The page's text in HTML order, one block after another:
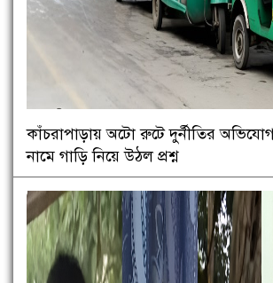
কাঁচরাপাড়ায় অটো রুটে দুর্নীতির
নামে গাড়ি নিয়ে উঠল প্রশ্ন